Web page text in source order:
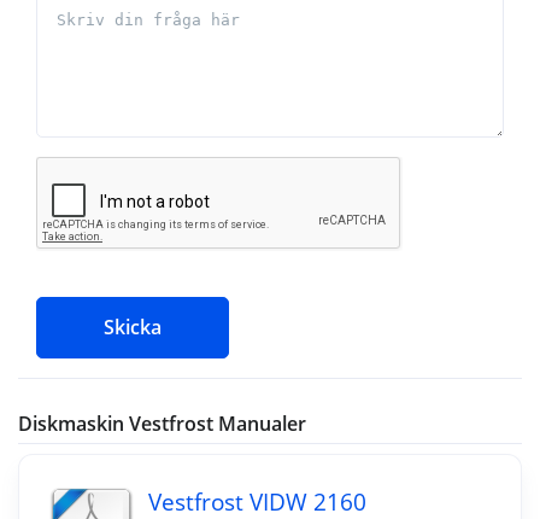
Skicka
Diskmaskin Vestfrost Manualer
Vestfrost VIDW 2160